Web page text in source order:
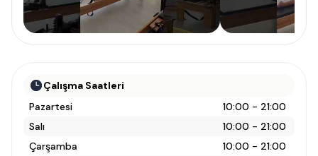
Çalışma Saatleri
Pazartesi
10:00 - 21:00
Salı
10:00 - 21:00
Çarşamba
10:00 - 21:00